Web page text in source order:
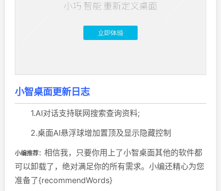
小智桌面更新日志
1.AI对话支持联网搜索查询资料;
2.桌面AI悬浮球增加置顶及显示隐藏控制
小编推荐： 相信我，只要你用上了小智桌面其他的软件都
可以卸载了，绝对满足你的所有需求。小编还精心为您
准备了{recommendWords}